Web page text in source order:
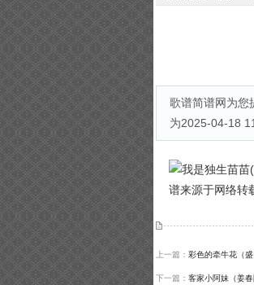
歌谱简谱网为您
为2025-04-18
谱来源于网络转
上一篇： 彩色的牵牛花（盛
下一篇： 客家小阿妹（姜春